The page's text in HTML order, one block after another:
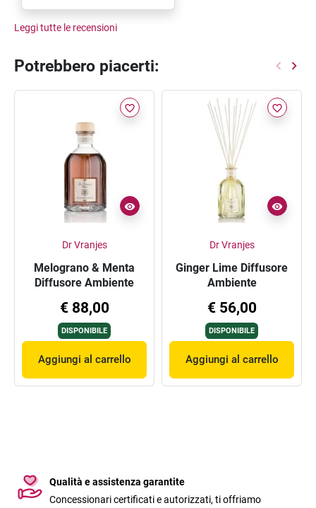
Leggi tutte le recensioni
Potrebbero piacerti:
favorite_border
Dr Vranjes
Melograno & Menta
Diffusore Ambiente
€ 88,00
DISPONIBILE
Aggiungi al carrello
favorite_border
Dr Vranjes
Ginger Lime Diffusore
Ambiente
€ 56,00
DISPONIBILE
Aggiungi al carrello
Qualità e assistenza garantite
Concessionari certificati e autorizzati, ti offriamo